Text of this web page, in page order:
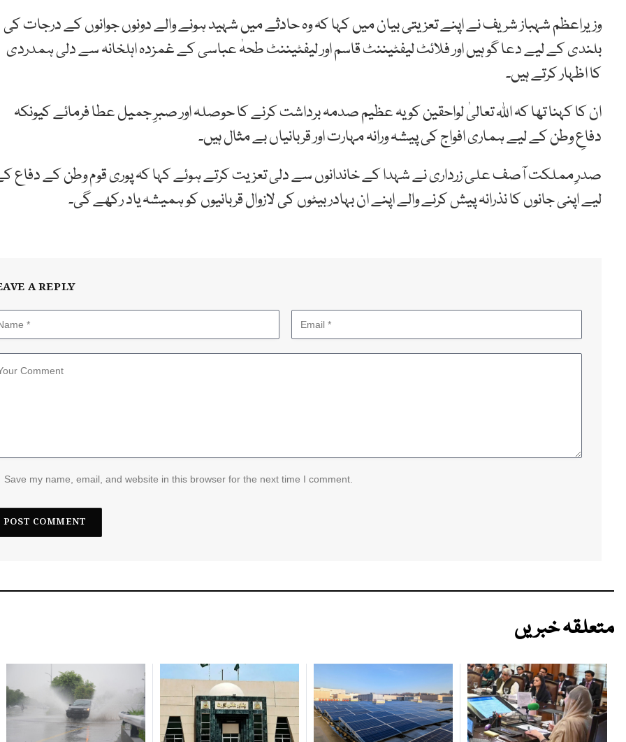
وزیراعظم شہباز شریف نے اپنے تعزیتی بیان میں کہا کہ وہ حادثے میں شہید ہونے والے دونوں جوانوں کے درجات کی
بلندی کے لیے دعا گو ہیں اور فلائٹ لیفٹیننٹ قاسم اور لیفٹیننٹ طحہٰ عباسی کے غمزدہ اہلخانہ سے دلی ہمدردی
کا اظہار کرتے ہیں۔
ان کا کہنا تھا کہ اللہ تعالیٰ لواحقین کو یہ عظیم صدمہ برداشت کرنے کا حوصلہ اور صبرِ جمیل عطا فرمائے کیونکہ
دفاعِ وطن کے لیے ہماری افواج کی پیشہ ورانہ مہارت اور قربانیاں بے مثال ہیں۔
صدرِ مملکت آصف علی زرداری نے شہدا کے خاندانوں سے دلی تعزیت کرتے ہوئے کہا کہ پوری قوم وطن کے دفاع
لیے اپنی جانوں کا نذرانہ پیش کرنے والے اپنے ان بہادر بیٹوں کی لازوال قربانیوں کو ہمیشہ یاد رکھے گی۔
A REPLY
Save my name, email, and website in this browser for the next time I comment.
متعلقہ خبریں